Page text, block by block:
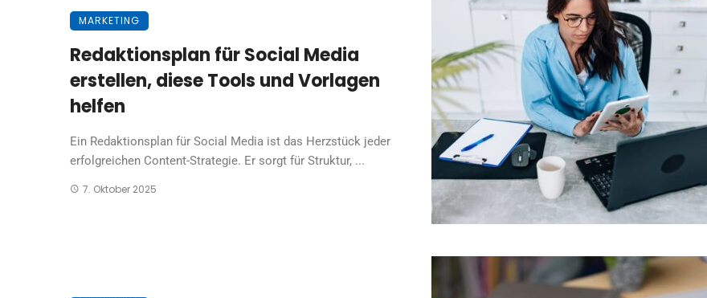
MARKETING
Redaktionsplan für Social Media
erstellen, diese Tools und Vorlagen
helfen
Ein Redaktionsplan für Social Media ist das Herzstück jeder
erfolgreichen Content-Strategie. Er sorgt für Struktur, ...
7. Oktober 2025